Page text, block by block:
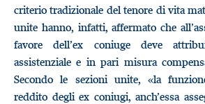
criterio tradizionale del tenore di vita
unite hanno, infatti, affermato che
favore dell’ex coniuge deve
assistenziale e in pari misura
Secondo le sezioni unite, «la
reddito degli ex coniugi, anch’essa